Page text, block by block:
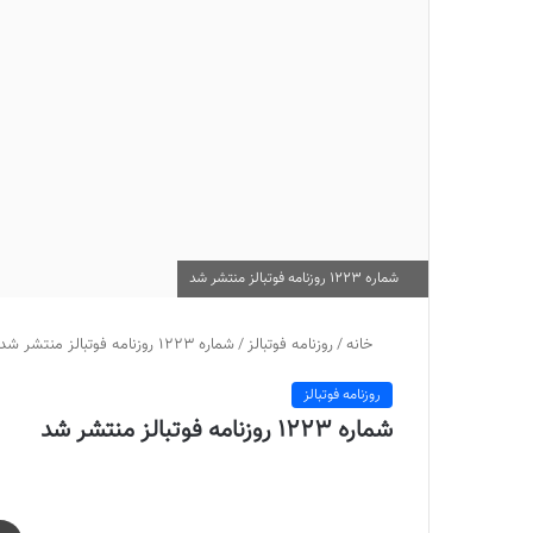
شماره 1223 روزنامه فوتبالز منتشر شد
خانه/روزنامه فوتبالز/شماره 1223 روزنامه فوتبالز منتشر شد
روزنامه فوتبالز
شماره 1223 روزنامه فوتبالز منتشر شد